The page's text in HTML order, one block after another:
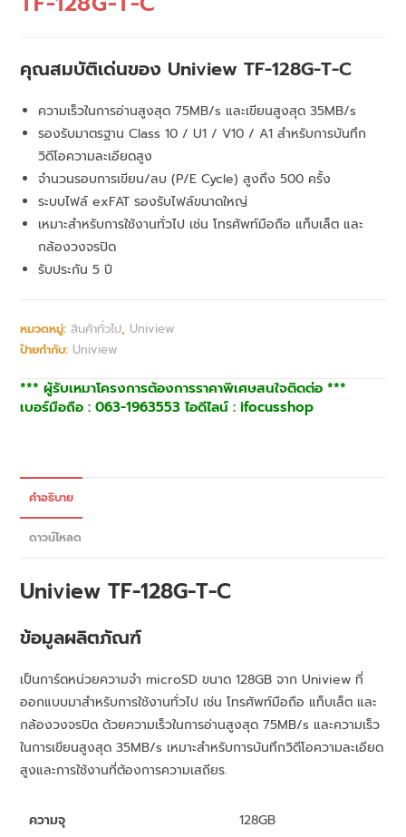
คุณสมบัติเด่นของ Uniview TF-128G-T-C
ความเร็วในการอ่านสูงสุด 75MB/s และเขียนสูงสุด 35MB/s
รองรับมาตรฐาน Class 10 / U1 / V10 / A1 สำหรับการบันทึก
วิดีโอความละเอียดสูง
จำนวนรอบการเขียน/ลบ (P/E Cycle) สูงถึง 500 ครั้ง
ระบบไฟล์ exFAT รองรับไฟล์ขนาดใหญ่
เหมาะสำหรับการใช้งานทั่วไป เช่น โทรศัพท์มือถือ แท็บเล็ต และ
กล้องวงจรปิด
รับประกัน 5 ปี
หมวดหมู่:สินค้าทั่วไป, Uniview
ป้ายกำกับ: Uniview
*** ผู้รับเหมาโครงการต้องการราคาพิเศษสนใจติดต่อ ***
เบอร์มือถือ : 063-1963553 ไอดีไลน์ : ifocusshop
คำอธิบาย
ดาวน์โหลด
Uniview TF-128G-T-C
ข้อมูลผลิตภัณฑ์
เป็นการ์ดหน่วยความจำ microSD ขนาด 128GB จาก Uniview ที่
ออกแบบมาสำหรับการใช้งานทั่วไป เช่น โทรศัพท์มือถือ แท็บเล็ต และ
กล้องวงจรปิด ด้วยความเร็วในการอ่านสูงสุด 75MB/s และความเร็ว
ในการเขียนสูงสุด 35MB/s เหมาะสำหรับการบันทึกวิดีโอความละเอียด
สูงและการใช้งานที่ต้องการความเสถียร.
ความจุ 128GB